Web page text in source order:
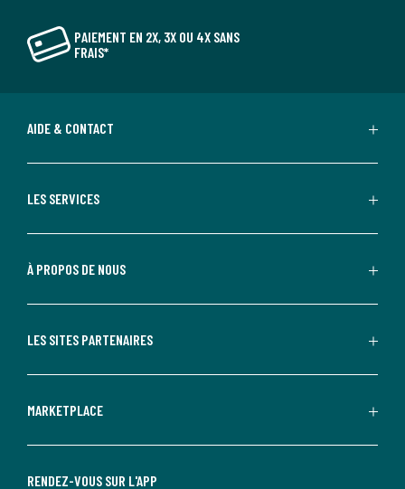
PAIEMENT EN 2X, 3X OU 4X SANS
FRAIS*
AIDE & CONTACT
LES SERVICES
À PROPOS DE NOUS
LES SITES PARTENAIRES
MARKETPLACE
RENDEZ-VOUS SUR L'APP